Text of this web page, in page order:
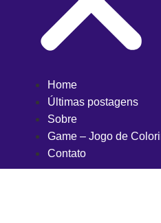
Home
Últimas postagens
Sobre
Game – Jogo de
Contato